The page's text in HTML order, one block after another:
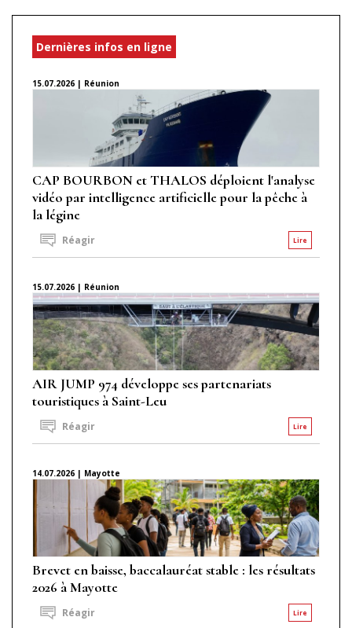
Dernières infos en ligne
15.07.2026 | Réunion
CAP BOURBON et THALOS déploient l'analyse
vidéo par intelligence artificielle pour la pêche à
la légine
Lire
Réagir
15.07.2026 | Réunion
AIR JUMP 974 développe ses partenariats
touristiques à Saint-Leu
Lire
Réagir
14.07.2026 | Mayotte
Brevet en baisse, baccalauréat stable : les résultats
2026 à Mayotte
Lire
Réagir